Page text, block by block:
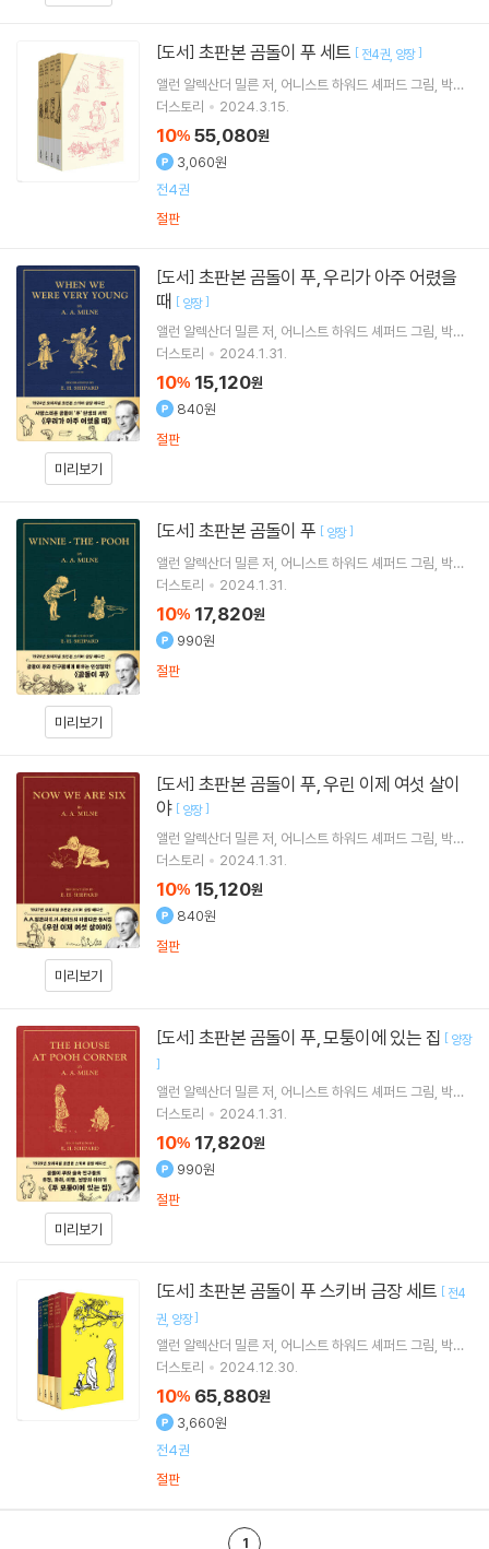
[도서] 초판본 곰돌이 푸 세트 [ 전4권 양장]
앨런 알렉산더 밀른저 어니스트 하워드 셰퍼드 그림 박혜
원역
더스토리 2024.3.15.
10% 55,080원
3,060원
전4권
절판
미리보기
[도서]
때 [ 양장]
앨런 알렉산더 밀른저 어니스트 하워드 셰퍼드 그림 박혜
원역
더스토리 2024.1.31.
10% 15,120원
840원
절판
미리보기
[도서] 초판본 곰돌이 푸 [ 양장]
앨런 알렉산더 밀른저 어니스트 하워드 셰퍼드 그림 박혜
원역
더스토리 2024.1.31.
10% 17,820원
990원
절판
미리보기
[도서]
야 [ 양장]
앨런 알렉산더 밀른저 어니스트 하워드 셰퍼드 그림 박혜
원역
더스토리 2024.1.31.
10% 15,120원
840원
절판
미리보기
[도서] 초판본 곰돌이 푸, 모퉁이에 있는 집 [ 양장
]
앨런 알렉산더 밀른저 어니스트 하워드 셰퍼드 그림 박혜
원역
더스토리 2024.1.31.
10% 17,820원
990원
절판
[도서] 초판본 곰돌이 푸 스키버 금장 세트 [ 전4
권 양장]
앨런 알렉산더 밀른저 어니스트 하워드 셰퍼드 그림 박혜
원역
더스토리 2024.12.30.
10% 65,880원
3,660원
전4권
절판
1